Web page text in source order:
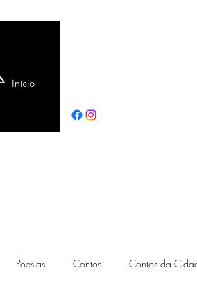
Início
Poesias Contos Contos da